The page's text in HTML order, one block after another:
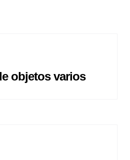
objetos varios